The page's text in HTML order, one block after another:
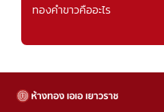
ทองคำขาวคืออะไร